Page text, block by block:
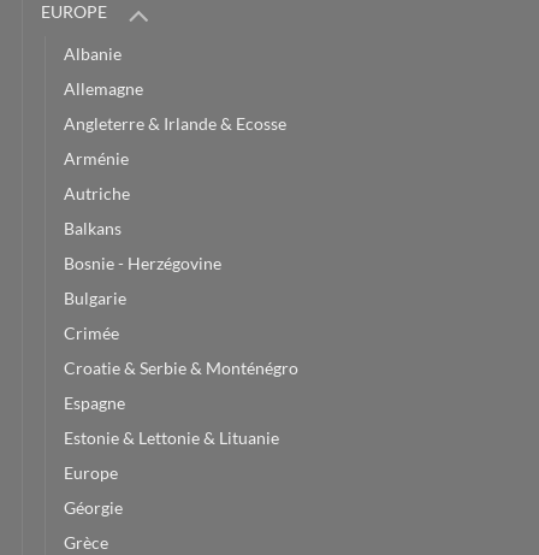
EUROPE
Albanie
Allemagne
Angleterre & Irlande & Ecosse
Arménie
Autriche
Balkans
Bosnie - Herzégovine
Bulgarie
Crimée
Croatie & Serbie & Monténégro
Espagne
Estonie & Lettonie & Lituanie
Europe
Géorgie
Grèce